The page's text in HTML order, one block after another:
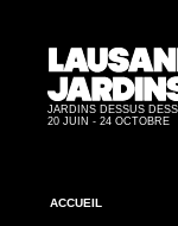
JARDINS DESSUS
20 JUIN - 24 OCTOBRE
ACCUEIL